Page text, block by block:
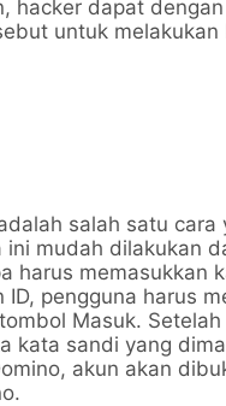
hacker dapat
untuk
salah satu
mudah dilakukan
harus memasukkan
pengguna harus
Masuk.
kata sandi yang
akun akan